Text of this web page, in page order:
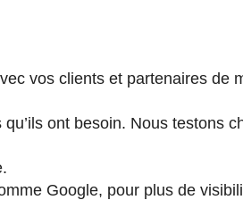
vos clients et partenaires de
ont besoin. Nous testons
Google, pour plus de